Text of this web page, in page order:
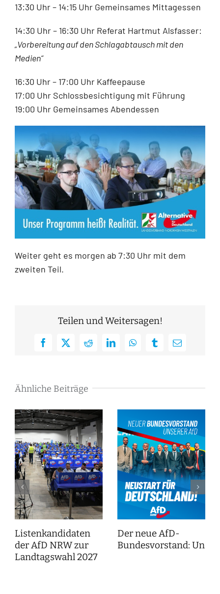
13:30 Uhr – 14:15 Uhr Gemeinsames Mittagessen
14:30 Uhr – 16:30 Uhr Referat Hartmut Alsfasser:
„Vorbereitung auf den Schlagabtausch mit den
Medien“
16:30 Uhr – 17:00 Uhr Kaffeepause
17:00 Uhr Schlossbesichtigung mit Führung
19:00 Uhr Gemeinsames Abendessen
Weiter geht es morgen ab 7:30 Uhr mit dem
zweiten Teil.
Teilen und Weitersagen!
Facebook
X RedditLinkedInWhatsAppTumblrE-
Ähnliche Beiträge
Listenkandidaten
der AfD NRW zur
Landtagswahl 2027
Der neue AfD-
Bundesvorstand: